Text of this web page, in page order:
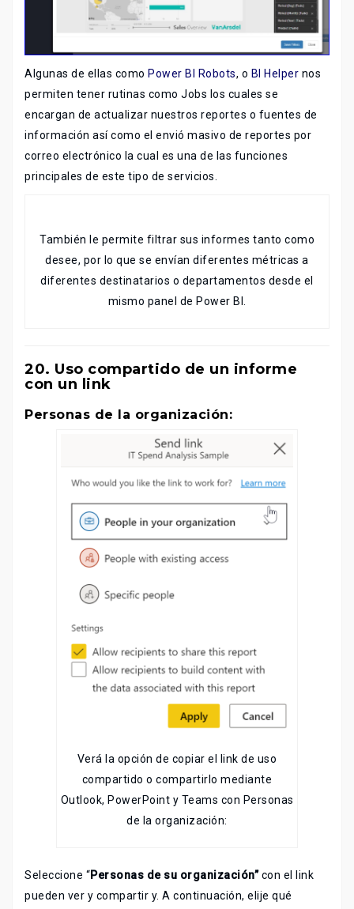
Algunas de ellas como Power BI Robots, o BI Helper nos
permiten tener rutinas como Jobs los cuales se
encargan de actualizar nuestros reportes o fuentes de
información así como el envió masivo de reportes por
correo electrónico la cual es una de las funciones
principales de este tipo de servicios.
También le permite filtrar sus informes tanto como
desee, por lo que se envían diferentes métricas a
diferentes destinatarios o departamentos desde el
mismo panel de Power BI.
20. Uso compartido de un informe
con un link
Personas de la organización:
Verá la opción de copiar el link de uso
compartido o compartirlo mediante
Outlook, PowerPoint y Teams con Personas
de la organización:
Seleccione “Personas de su organización”con el link
pueden ver y compartir y. A continuación, elije qué